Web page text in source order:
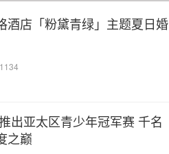
酒店「粉黛青绿」主题夏日婚
1134
出亚太区青少年冠军赛 千名
之巅